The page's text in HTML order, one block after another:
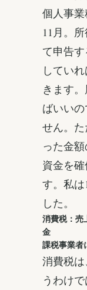
個人事
11月。
て申告
してい
きます
ばいい
せん。た
った金
資金を
す。私
した。
消費税：売
金
課税事業者
消費税
うわけ